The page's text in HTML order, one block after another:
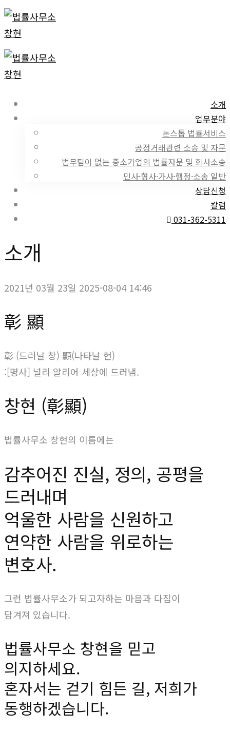
소개
업무분야
논스톱 법률서비스
공정거래관련 소송 및 자문
법무팀이 없는 중소기업의 법률자문 및 회사소송
민사·형사·가사·행정·소송 일반
상담신청
칼럼
031-362-5311
소개
2021년 03월 23일 2025-08-04 14:46
소개
彰 顯
彰 (드러날 창) 顯(나타날 현)
:[명사] 널리 알리어 세상에 드러냄.
창현 (彰顯)
법률사무소 창현의 이름에는
감추어진 진실, 정의, 공평을
드러내며
억울한 사람을 신원하고
연약한 사람을 위로하는
변호사.
그런 법률사무소가 되고자하는 마음과 다짐이
담겨져 있습니다.
법률사무소 창현을 믿고
의지하세요.
혼자서는 걷기 힘든 길, 저희가
동행하겠습니다.